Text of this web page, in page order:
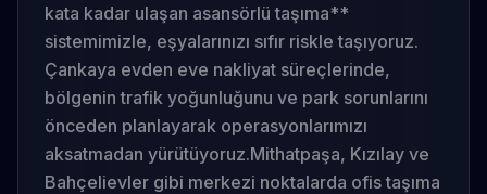
kata kadar ulaşan asansörlü taşıma**
sistemimizle, eşyalarınızı sıfır riskle taşıyoruz.
Çankaya evden eve nakliyat süreçlerinde,
bölgenin trafik yoğunluğunu ve park sorunlarını
önceden planlayarak operasyonlarımızı
aksatmadan yürütüyoruz.Mithatpaşa, Kızılay ve
Bahçelievler gibi merkezi noktalarda ofis taşıma